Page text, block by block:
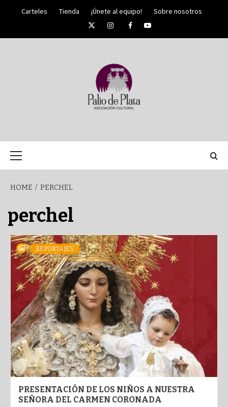
Carteles Tienda ¡Únete al equipo!
Sobre nosotros
TwitterInstagramFacebookYouTube
SEMANA
SANTA DE
MÁLAGA
HOME PERCHEL
perchel
REPORTAJES
PRESENTACIÓN DE LOS NIÑOS A NUESTRA
SEÑORA DEL CARMEN CORONADA